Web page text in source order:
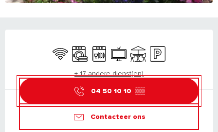
Wifi WasmachineVaatwassers
TelevisieTerras Parkeerplaats
+ 17 andere dienst(en)
04 50 10 10 ▒▒
Contacteer ons